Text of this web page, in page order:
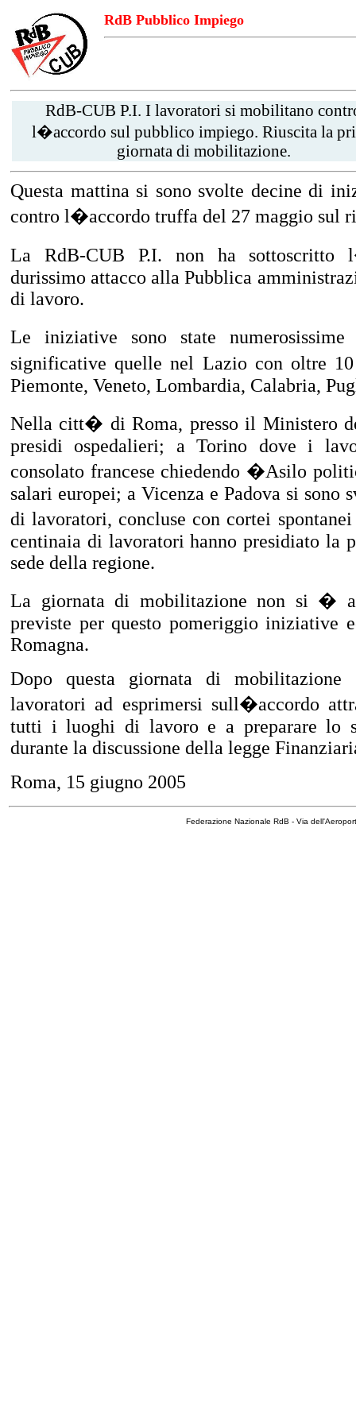
RdB Pubblico Impiego
RdB-CUB P.I. I lavoratori si mobilitano
l�accordo sul pubblico impiego. Riuscita la
giornata di mobilitazione.
Questa mattina si sono svolte decine di
contro l�accordo truffa del 27 maggio sul
La RdB-CUB P.I. non ha sottoscritto
durissimo attacco alla Pubblica
di lavoro.
Le iniziative sono state
significative quelle nel Lazio con oltre
Piemonte, Veneto, Lombardia, Calabria,
Nella citt� diRoma, presso il Ministero
presidi ospedalieri; aTorino dove i
consolato francese chiedendo �Asilo
salari europei; a Vicenza e Padova si sono
di lavoratori, concluse con cortei
centinaia di lavoratori hanno presidiato la
sede della regione.
La giornata di mobilitazione non si �
previste per questo pomeriggio iniziative
Romagna.
Dopo questa giornata di
lavoratori ad esprimersi sull�accordo
tutti i luoghi di lavoro e a preparare lo
durante la discussione della legge
Roma, 15 giugno 2005
Federazione Nazionale RdB - Via